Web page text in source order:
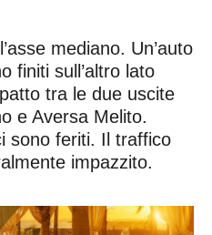
mediano. Un’auto
finiti sull’altro lato
tra le due uscite
e Aversa Melito.
sono feriti. Il traffico
impazzito.